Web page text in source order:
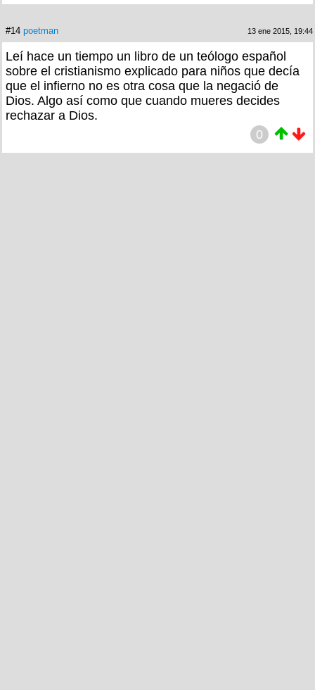
#14 poetman 13 ene 2015, 19:44
Leí hace un tiempo un libro de un teólogo español
sobre el cristianismo explicado para niños que decía
que el infierno no es otra cosa que la negació de
Dios. Algo así como que cuando mueres decides
rechazar a Dios.
0